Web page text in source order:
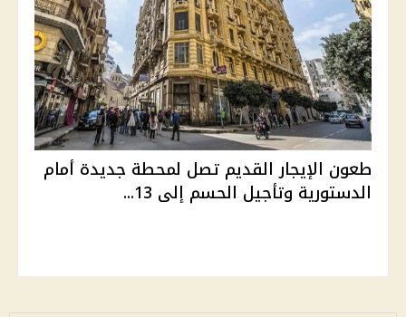
طعون الإيجار القديم تصل لمحطة جديدة أمام
الدستورية وتأجيل الحسم إلى 13...